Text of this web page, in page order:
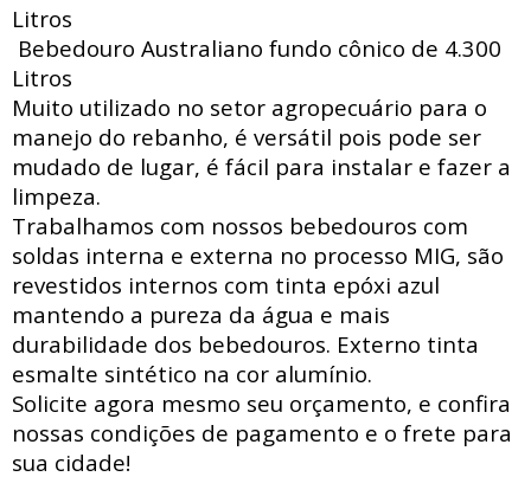
Litros
Bebedouro Australiano fundo cônico de 4.300
Litros
Muito utilizado no setor agropecuário para o
manejo do rebanho, é versátil pois pode ser
mudado de lugar, é fácil para instalar e fazer a
limpeza.
Trabalhamos com nossos bebedouros com
soldas interna e externa no processo MIG, são
revestidos internos com tinta epóxi azul
mantendo a pureza da água e mais
durabilidade dos bebedouros. Externo tinta
esmalte sintético na cor alumínio.
Solicite agora mesmo seu orçamento, e confira
nossas condições de pagamento e o frete para
sua cidade!